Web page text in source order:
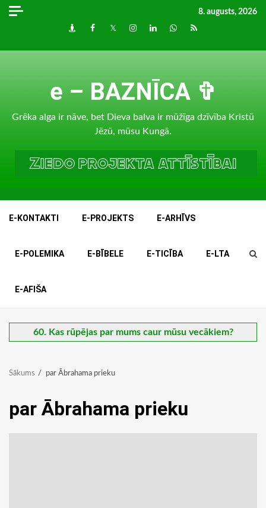
Skip
8. augusts, 2026
DraugiemFacebook
TwitterInstagram
LinkedInwhatsapp
RSS
e – BAZNĪCA ✞
Grēka alga ir nāve, bet Dieva balva ir mūžīga dzīvība Kristū
Jēzū, mūsu Kungā.
E-KONTAKTI E-PROJEKTS E-ARHĪVS
E-POLEMIKA E-BĪBELE E-TICĪBA E-LTA
E-AFIŠA
60. Kas rūpējas par mums caur mūsu vecākiem?
Sākums par Ābrahama prieku
par Ābrahama prieku